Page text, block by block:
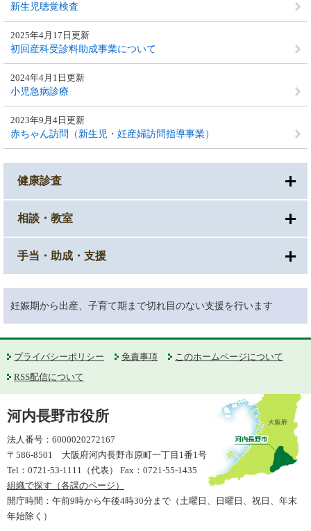
新生児聴覚検査
初回産科受診料助成事業について
2025年4月17日更新
小児急病診療
2024年4月1日更新
赤ちゃん訪問（新生児・妊産婦訪問指導事業）
2023年9月4日更新
健康診査
相談・教室
手当・助成・支援
妊娠期から出産、子育て期まで切れ目のない支援を行います
プライバシーポリシー 免責事項
このホームページについて
RSS配信について
河内長野市役所
法人番号：6000020272167
〒586-8501 大阪府河内長野市原町一丁目1番1号
Tel：0721-53-1111（代表） Fax：0721-55-1435
組織で探す（各課のページ）
開庁時間：午前9時から午後4時30分まで（土曜日、日曜日、祝日、年末
年始除く）